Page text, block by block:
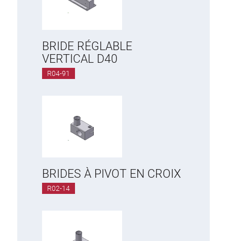
BRIDE RÉGLABLE
VERTICAL D40
R04-91
BRIDES À PIVOT EN CROIX
R02-14